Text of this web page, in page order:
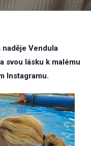
Vendula
svou lásku k malému
Instagramu.